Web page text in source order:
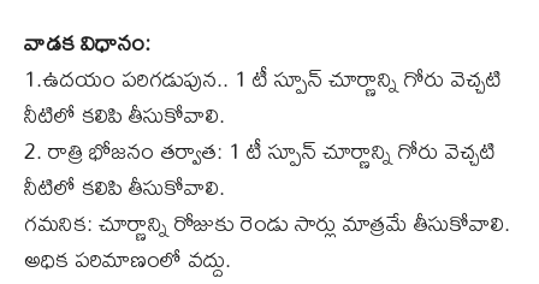
వాడక విధానం:
1.ఉదయం పరిగడుపున.. 1 టీ స్పూన్ చూర్ణాన్ని గోరు వెచ్చటి
నీటిలో కలిపి తీసుకోవాలి.
2. రాత్రి భోజనం తర్వాత: 1 టీ స్పూన్ చూర్ణాన్ని గోరు వెచ్చటి
నీటిలో కలిపి తీసుకోవాలి.
గమనిక: చూర్ణాన్ని రోజుకు రెండు సార్లు మాత్రమే తీసుకోవాలి.
అధిక పరిమాణంలో వద్దు.